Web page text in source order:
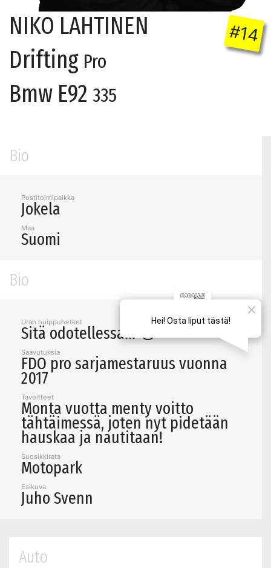
#14
NIKO LAHTINEN
Drifting Pro
Bmw E92 335
Bio
Postitoimipaikka
Jokela
Maa
Suomi
Bio
Uran huippuhetket
Sitä odotellessa... 😉
Saavutuksia
FDO pro sarjamestaruus vuonna
2017
Tavoitteet
Monta vuotta menty voitto
tähtäimessä, joten nyt pidetään
hauskaa ja nautitaan!
Suosikkirata
Motopark
Esikuva
Juho Svenn
Auto